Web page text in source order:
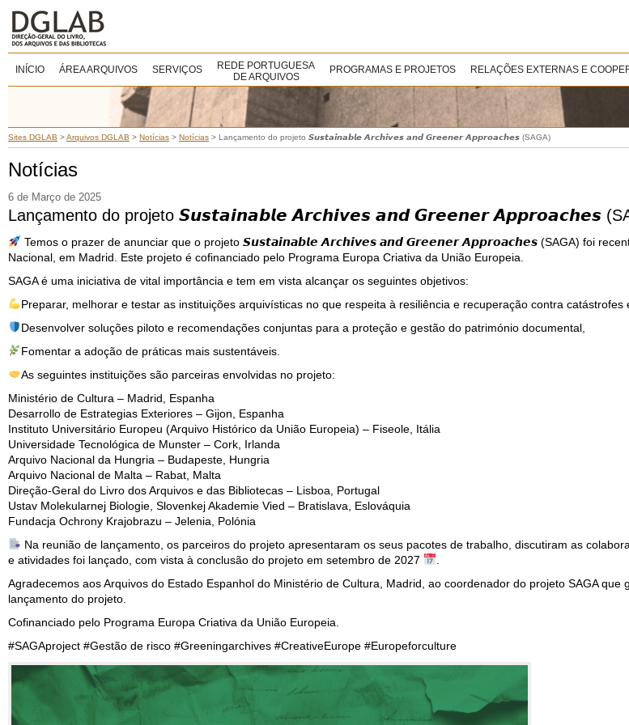
INÍCIO ÁREA ARQUIVOS SERVIÇOS
REDE PORTUGUESA
DE ARQUIVOS
PROGRAMAS E PROJETOS RELAÇÕES EXTERNAS E
Sites DGLAB >Arquivos DGLAB > Notícias > Notícias > Lançamento do projeto 𝙎𝙪𝙨𝙩𝙖𝙞𝙣𝙖𝙗𝙡𝙚 𝘼𝙧𝙘𝙝𝙞𝙫𝙚𝙨 𝙖𝙣𝙙 𝙂𝙧𝙚𝙚𝙣𝙚𝙧 𝘼𝙥𝙥𝙧𝙤𝙖𝙘𝙝𝙚𝙨 (SAGA)
Notícias
6 de Março de 2025
Lançamento do projeto 𝙎𝙪𝙨𝙩𝙖𝙞𝙣𝙖𝙗𝙡𝙚 𝘼𝙧𝙘𝙝𝙞𝙫𝙚𝙨 𝙖𝙣𝙙 𝙂𝙧𝙚𝙚𝙣𝙚𝙧 𝘼𝙥𝙥𝙧𝙤𝙖𝙘𝙝𝙚𝙨
Temos o prazer de anunciar que o projeto 𝙎𝙪𝙨𝙩𝙖𝙞𝙣𝙖𝙗𝙡𝙚 𝘼𝙧𝙘𝙝𝙞𝙫𝙚𝙨 𝙖𝙣𝙙 𝙂𝙧𝙚𝙚𝙣𝙚𝙧 𝘼𝙥𝙥𝙧𝙤𝙖𝙘𝙝𝙚𝙨 (SAGA) foi
Nacional, em Madrid. Este projeto é cofinanciado pelo Programa Europa Criativa da União Europeia.
SAGA é uma iniciativa de vital importância e tem em vista alcançar os seguintes objetivos:
Preparar, melhorar e testar as instituições arquivísticas no que respeita à resiliência e recuperação contra catástrofes
Desenvolver soluções piloto e recomendações conjuntas para a proteção e gestão do património documental,
Fomentar a adoção de práticas mais sustentáveis.
As seguintes instituições são parceiras envolvidas no projeto:
Ministério de Cultura – Madrid, Espanha
Desarrollo de Estrategias Exteriores – Gijon, Espanha
Instituto Universitário Europeu (Arquivo Histórico da União Europeia) – Fiseole, Itália
Universidade Tecnológica de Munster – Cork, Irlanda
Arquivo Nacional da Hungria – Budapeste, Hungria
Arquivo Nacional de Malta – Rabat, Malta
Direção-Geral do Livro dos Arquivos e das Bibliotecas – Lisboa, Portugal
Ustav Molekularnej Biologie, Slovenkej Akademie Vied – Bratislava, Eslováquia
Fundacja Ochrony Krajobrazu – Jelenia, Polónia
Na reunião de lançamento, os parceiros do projeto apresentaram os seus pacotes de trabalho, discutiram as
e atividades foi lançado, com vista à conclusão do projeto em setembro de 2027
Agradecemos aos Arquivos do Estado Espanhol do Ministério de Cultura, Madrid, ao coordenador do projeto SAGA
lançamento do projeto.
Cofinanciado pelo Programa Europa Criativa da União Europeia.
#SAGAproject #Gestão de risco #Greeningarchives #CreativeEurope #Europeforculture